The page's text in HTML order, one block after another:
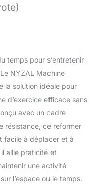
temps pour s’entretenir
NYZAL Machine
la solution idéale pour
d’exercice efficace sans
avec un cadre
résistance, ce reformer
facile à déplacer et à
allie praticité et
une activité
l’espace ou le temps.